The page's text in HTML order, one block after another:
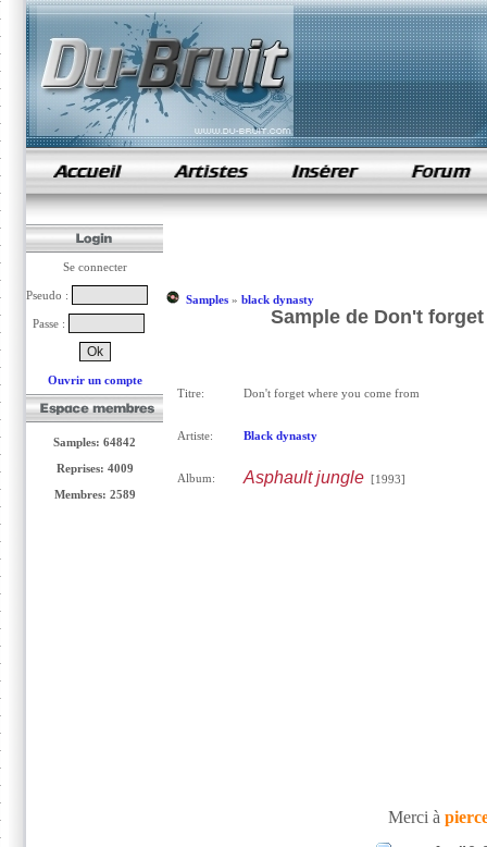
samples de rap
Se connecter
Pseudo :
Passe :
Ouvrir un compte
Samples: 64842
Reprises: 4009
Membres: 2589
Samples» black dynasty
Sample de Don't
Titre: Don't forget where you come from
Artiste: Black dynasty
Album: Asphault jungle[1993]
Merci à